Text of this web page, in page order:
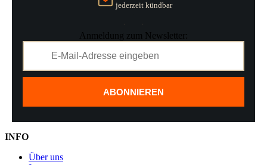
jederzeit kündbar
Anmeldung zum Newsletter:
ABONNIEREN
INFO
Über uns